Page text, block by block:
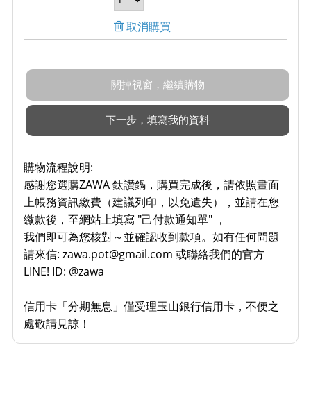
取消購買
購物流程說明:
感謝您選購ZAWA 鈦讚鍋，購買完成後，請依照畫面
上帳務資訊繳費（建議列印，以免遺失），並請在您
繳款後，至網站上填寫 "己付款通知單" ，
我們即可為您核對～並確認收到款項。如有任何問題
請來信: zawa.pot@gmail.com 或聯絡我們的官方
LINE! ID: @zawa
信用卡「分期無息」僅受理玉山銀行信用卡，不便之
處敬請見諒！